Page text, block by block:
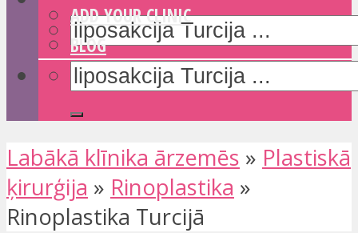
ADD YOUR CLINIC
BLOG
Labākā klīnika ārzemēs » Plastiskā
ķirurģija » Rinoplastika »
Rinoplastika Turcijā